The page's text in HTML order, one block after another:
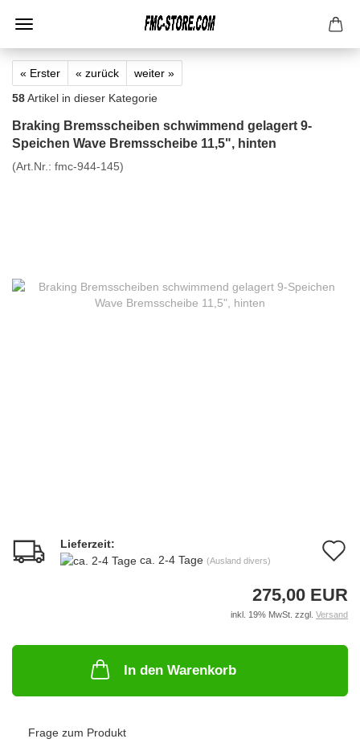
« Erster « zurück
weiter »
58Artikel in dieser Kategorie
Braking Bremsscheiben schwimmend gelagert 9-
Speichen Wave Bremsscheibe 11,5", hinten
(Art.Nr.: fmc-944-145)
Lieferzeit:
ca. 2-4 Tage (Ausland divers)
275,00 EUR
inkl. 19% MwSt. zzgl. Versand
In den Warenkorb
Frage zum Produkt